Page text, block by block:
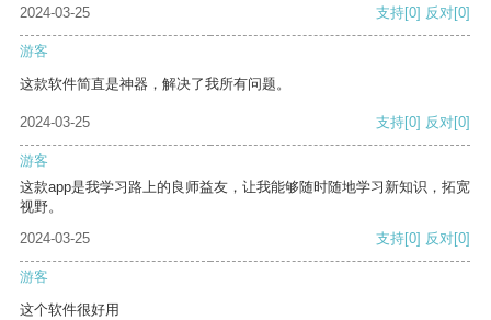
2024-03-25 支持[0] 反对[0]
游客
这款软件简直是神器，解决了我所有问题。
2024-03-25 支持[0] 反对[0]
游客
这款app是我学习路上的良师益友，让我能够随时随地学习新知识，拓宽
视野。
2024-03-25
支持[0] 反对[0]
游客
这个软件很好用